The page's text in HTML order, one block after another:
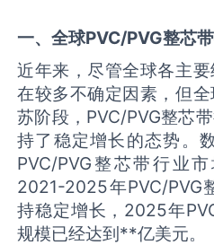
一、全球PVC/PVG整芯带
近年来，尽管全球各主
在较多不确定因素，但
苏阶段，PVC/PVG整芯
持了稳定增长的态势。
PVC/PVG整芯带行业
2021-2025年PVC/PVG
持稳定增长，2025年
规模已经达到**亿美元。